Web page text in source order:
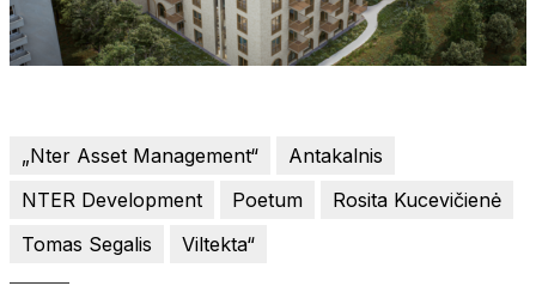
„Nter Asset Management“
Antakalnis
NTER Development
Poetum
Rosita Kucevičienė
Tomas Segalis
Viltekta“